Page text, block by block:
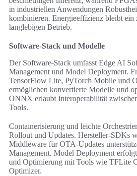
in industriellen Anwendungen
kombinieren. Energieeffizienz bleibt
langlebigen Betrieb.
Software-Stack und Modelle
Der Software-Stack umfasst Edge AI
Management und Model Deployment.
TensorFlow Lite, PyTorch Mobile und
ermöglichen konvertierte Modelle und
ONNX erlaubt Interoperabilität
Tools.
Containerisierung und leichte
Rollout und Updates. Hersteller-SDKs
Middleware für OTA-Updates
Management. Model Deployment
und Optimierung mit Tools wie TFLite
Optimizer.